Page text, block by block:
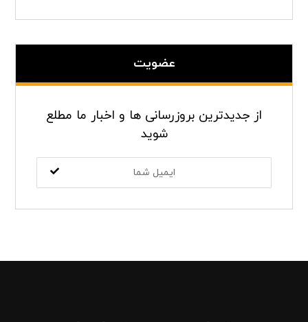
عضویت
از جدیدترین بروزرسانی ها و اخبار ما مطلع
شوید